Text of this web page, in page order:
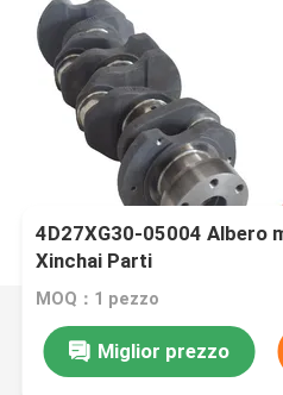
4D27XG30-05004 Albero
Xinchai Parti
MOQ：1 pezzo
Miglior prezzo